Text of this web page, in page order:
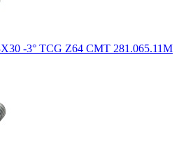
-3° TCG Z64 CMT 281.065.11M